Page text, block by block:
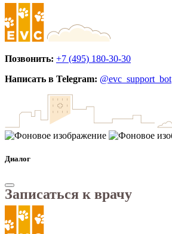
Позвонить: +7 (495) 180-30-30
Написать в Telegram: @evc_support_bot
Диалог
Записаться к врачу